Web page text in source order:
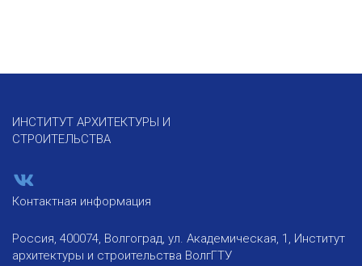
ИНСТИТУТ АРХИТЕКТУРЫ И
СТРОИТЕЛЬСТВА
Контактная информация
Россия, 400074, Волгоград, ул. Академическая, 1, Институт
архитектуры и строительства ВолгГТУ